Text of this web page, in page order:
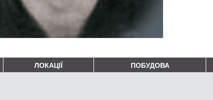
ЛОКАЦІЇ ПОБУДОВА